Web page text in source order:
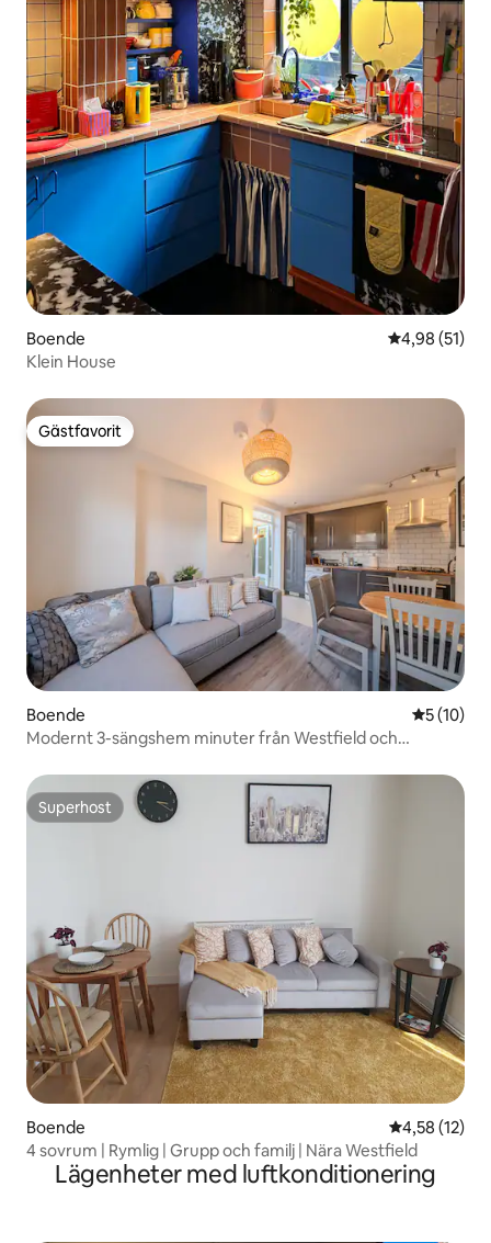
Boende 4,98 av 5 i
4,98 (51)
Klein House
Gästfavorit
Gästfavorit
Boende 5 av 5 i
5 (10)
Modernt 3-sängshem minuter från Westfield och
Superhost
Superhost
Boende 4,58 av 5 i
4,58 (12)
4 sovrum | Rymlig | Grupp och familj | Nära Westfield
Lägenheter med luftkonditionering